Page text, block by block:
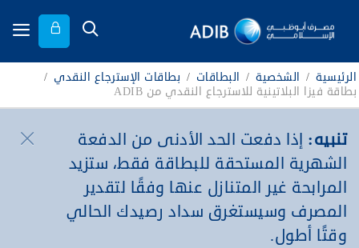
الرئيسية / الشخصية / البطاقات / بطاقات الإسترجاع النقدي /
بطاقة فيزا البلاتينية للاسترجاع النقدي من ADIB
تنبيه: إذا دفعت الحد الأدنى من الدفعة
الشهرية المستحقة للبطاقة فقط، ستزيد
المرابحة غير المتنازل عنها وفقًا لتقدير
المصرف وسيستغرق سداد رصيدك الحالي
وقتًا أطول.